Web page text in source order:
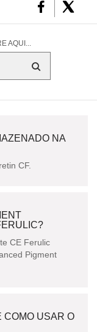
AQUI...
NA
CF.
CE Ferulic
Pigment
COMO USAR O